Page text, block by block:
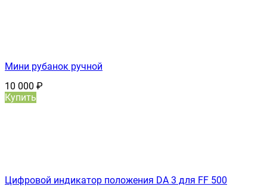
Мини рубанок ручной
10 000 ₽
Купить
Цифровой индикатор положения DA 3 для FF 500